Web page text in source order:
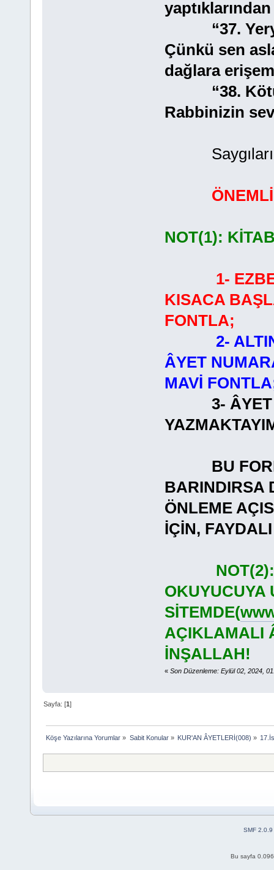
“37.
Çünkü sen
dağlara
“38. Kötü
Rabbinizin
NOT(1):
1-
KISACA
FONTLA;
2-
ÂYET
MAVİ
3-
BU
BARINDIRSA
ÖNLEME
İÇİN,
OKUYUCUYA
SİTEMDE(
AÇIKLAMALI
İNŞALLAH!
« Son Düzenleme: Eylül 02, 2024,
Sayfa: [1]
Köşe Yazılarına Yorumlar » Sabit Konular» KUR'AN ÂYETLERİ(008) »
SMF 2.0.9
Bu sayfa